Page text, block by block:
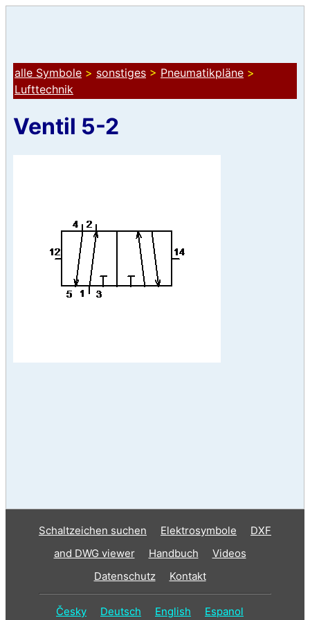
alle Symbole > sonstiges > Pneumatikpläne >
Lufttechnik
Ventil 5-2
Schaltzeichen suchen Elektrosymbole
DXF
and DWG viewer
Handbuch
Videos
Datenschutz
Kontakt
Česky Deutsch English Espanol